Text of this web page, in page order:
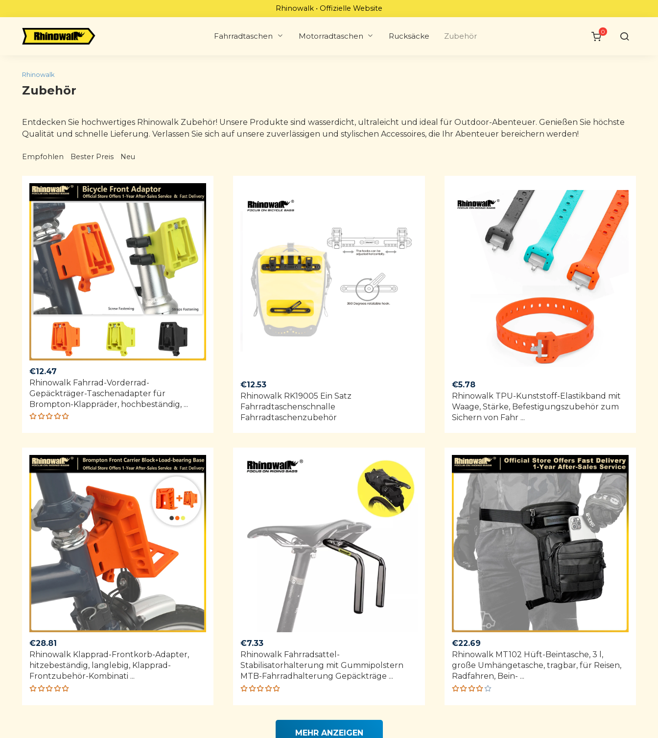
to
content
Rhinowalk • Offizielle Website
Fahrradtaschen Motorradtaschen Rucksäcke Zubehör 0
Rhinowalk
Zubehör
Entdecken Sie hochwertiges Rhinowalk Zubehör! Unsere Produkte sind wasserdicht, ultraleicht und ideal für Outdoor-Abenteuer. Genießen Sie höchste
Qualität und schnelle Lieferung. Verlassen Sie sich auf unsere zuverlässigen und stylischen Accessoires, die Ihr Abenteuer bereichern werden!
Empfohlen Bester Preis Neu
€12.47
Rhinowalk Fahrrad-Vorderrad-
Gepäckträger-Taschenadapter für
Brompton-Klappräder, hochbeständig, ...
Rated
of 5
€12.53
Rhinowalk RK19005 Ein Satz
Fahrradtaschenschnalle
Fahrradtaschenzubehör
€5.78
Rhinowalk TPU-Kunststoff-Elastikband mit
Waage, Stärke, Befestigungszubehör zum
Sichern von Fahr ...
€28.81
Rhinowalk Klapprad-Frontkorb-Adapter,
hitzebeständig, langlebig, Klapprad-
Frontzubehör-Kombinati ...
€7.33
Rhinowalk Fahrradsattel-
Stabilisatorhalterung mit Gummipolstern
MTB-Fahrradhalterung Gepäckträge ...
€22.69
Rhinowalk MT102 Hüft-Beintasche, 3 l,
große Umhängetasche, tragbar, für Reisen,
Radfahren, Bein- ...
MEHR ANZEIGEN